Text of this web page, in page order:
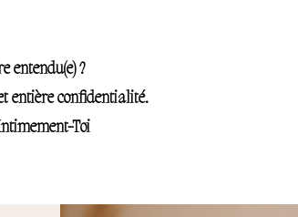
entendu(e) ?
entière confidentialité.
Toi